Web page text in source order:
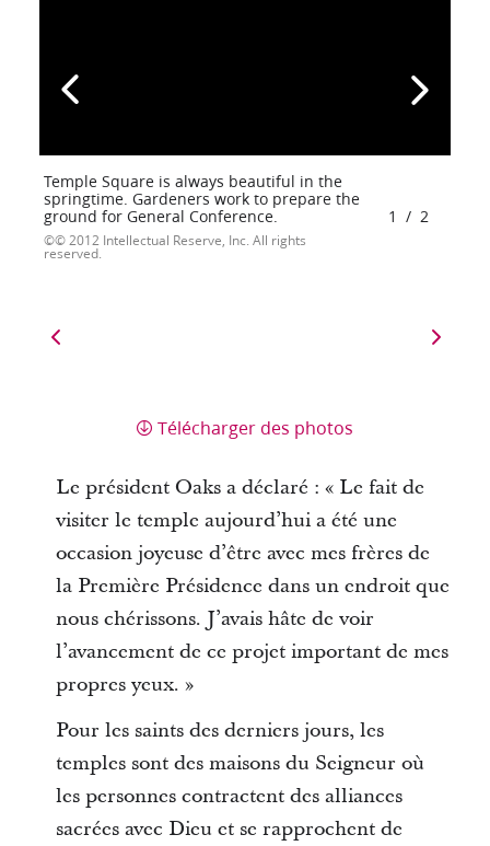
Temple Square is always beautiful in the
springtime. Gardeners work to prepare the
ground for General Conference.
© 2012 Intellectual Reserve, Inc. All rights
reserved.
1 / 2
Télécharger des photos
Le président Oaks a déclaré : « Le fait de
visiter le temple aujourd’hui a été une
occasion joyeuse d’être avec mes frères de
la Première Présidence dans un endroit que
nous chérissons. J’avais hâte de voir
l’avancement de ce projet important de mes
propres yeux. »
Pour les saints des derniers jours, les
temples sont des maisons du Seigneur où
les personnes contractent des alliances
sacrées avec Dieu et se rapprochent de